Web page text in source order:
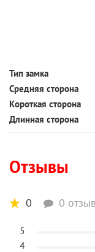
Тип замка
Cредняя сторона
Короткая сторона
Длинная сторона
Отзывы
0 0
5
4